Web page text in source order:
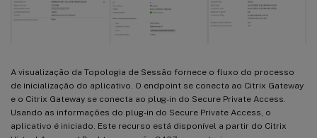
A visualização da Topologia de Sessão fornece o fluxo do processo
de inicialização do aplicativo. O endpoint se conecta ao Citrix Gateway
e o Citrix Gateway se conecta ao plug-in do Secure Private Access.
Usando as informações do plug-in do Secure Private Access, o
aplicativo é iniciado. Este recurso está disponível a partir do Citrix